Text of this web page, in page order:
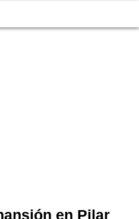
en Pilar